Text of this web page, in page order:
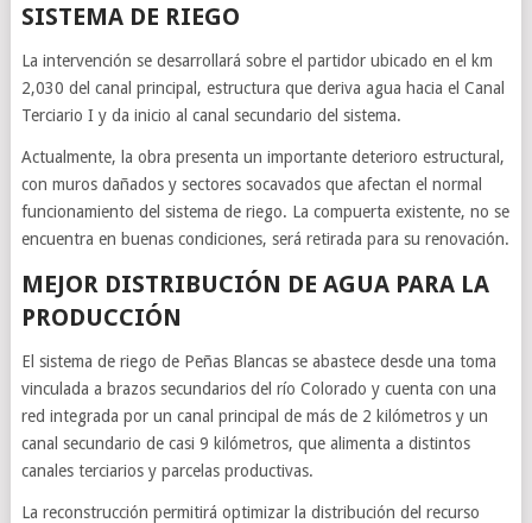
SISTEMA DE RIEGO
La intervención se desarrollará sobre el partidor ubicado en el km
2,030 del canal principal, estructura que deriva agua hacia el Canal
Terciario I y da inicio al canal secundario del sistema.
Actualmente, la obra presenta un importante deterioro estructural,
con muros dañados y sectores socavados que afectan el normal
funcionamiento del sistema de riego. La compuerta existente, no se
encuentra en buenas condiciones, será retirada para su renovación.
MEJOR DISTRIBUCIÓN DE AGUA PARA LA
PRODUCCIÓN
El sistema de riego de Peñas Blancas se abastece desde una toma
vinculada a brazos secundarios del río Colorado y cuenta con una
red integrada por un canal principal de más de 2 kilómetros y un
canal secundario de casi 9 kilómetros, que alimenta a distintos
canales terciarios y parcelas productivas.
La reconstrucción permitirá optimizar la distribución del recurso